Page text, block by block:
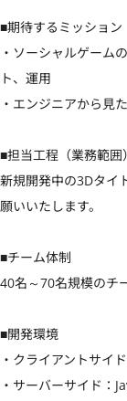
■期待するミッション
・ソーシャルゲーム
ト、運用
・エンジニアから見
■担当工程（業務範囲）
新規開発中の3Dタイ
願いいたします。
■チーム体制
40名～70名規模のチ
■開発環境
・クライアントサイ
・サーバーサイド：